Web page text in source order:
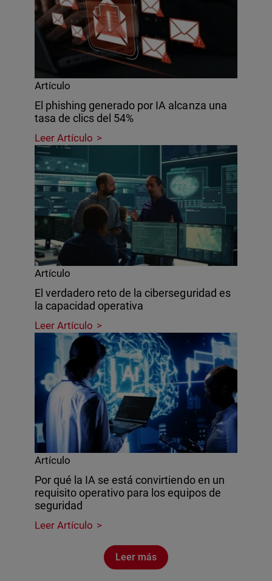
Artículo
El phishing generado por IA alcanza una
tasa de clics del 54%
Leer Artículo
Artículo
El verdadero reto de la ciberseguridad es
la capacidad operativa
Leer Artículo
Artículo
Por qué la IA se está convirtiendo en un
requisito operativo para los equipos de
seguridad
Leer Artículo
Leer más